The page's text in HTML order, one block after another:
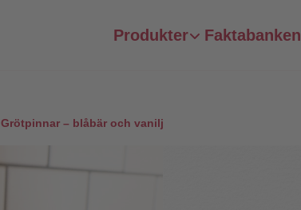
Produkter Faktabanken
Grötpinnar – blåbär och vanilj